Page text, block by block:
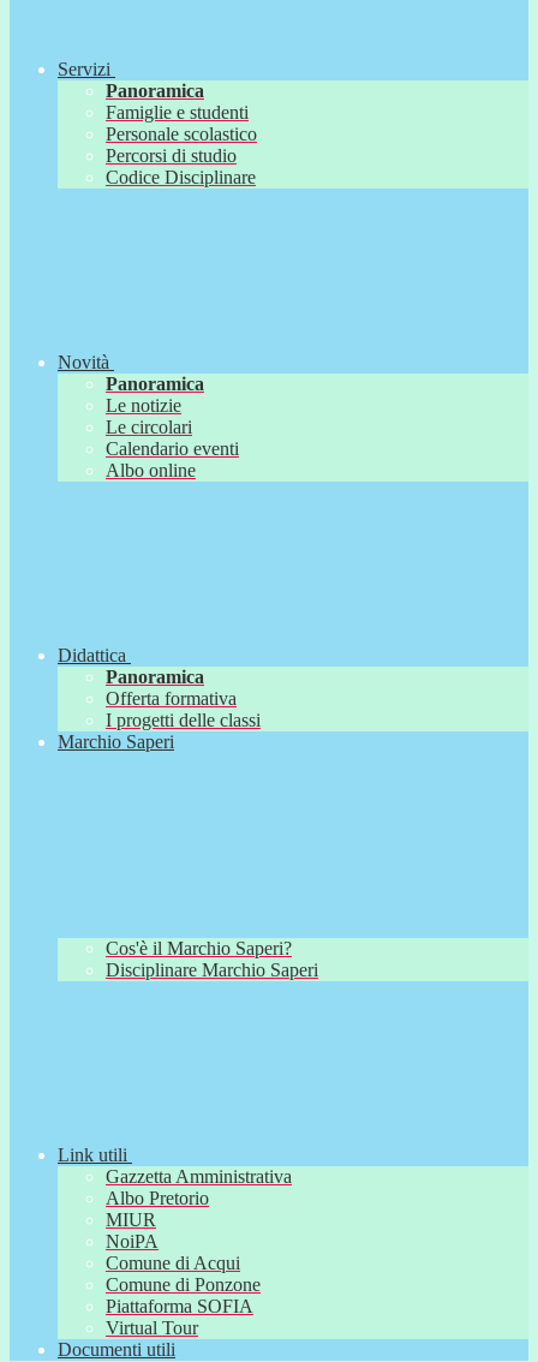
Servizi
Panoramica
Famiglie e studenti
Personale scolastico
Percorsi di studio
Codice Disciplinare
Novità
Panoramica
Le notizie
Le circolari
Calendario eventi
Albo online
Didattica
Panoramica
Offerta formativa
I progetti delle classi
Marchio Saperi
Cos'è il Marchio Saperi?
Disciplinare Marchio Saperi
Link utili
Gazzetta Amministrativa
Albo Pretorio
MIUR
NoiPA
Comune di Acqui
Comune di Ponzone
Piattaforma SOFIA
Virtual Tour
Documenti utili